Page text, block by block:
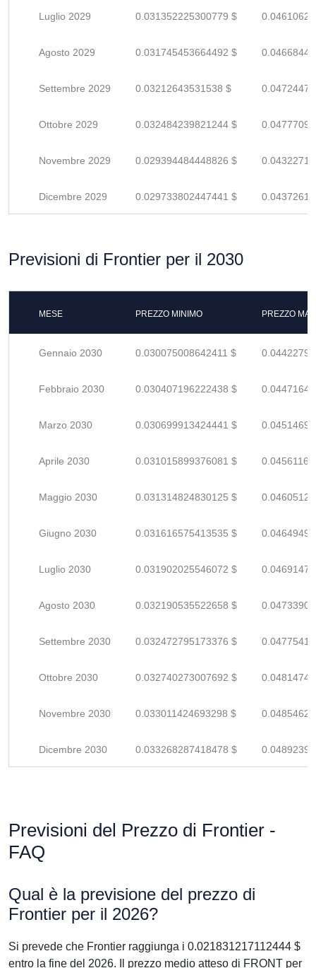
Luglio 2029 0.031352225300779 $
Agosto 2029 0.031745453664492 $
Settembre 2029 0.03212643531538 $
Ottobre 2029 0.032484239821244 $
Novembre 2029 0.029394484448826 $
Dicembre 2029 0.029733802447441 $
Previsioni di Frontier per il 2030
MESE PREZZO MINIMO PREZZO
Gennaio 2030 0.030075008642411 $
Febbraio 2030 0.030407196222438 $
Marzo 2030 0.030699913424441 $
Aprile 2030 0.031015899376081 $
Maggio 2030 0.031314824830125 $
Giugno 2030 0.031616575413535 $
Luglio 2030 0.031902025546072 $
Agosto 2030 0.032190535522658 $
Settembre 2030 0.032472795173376 $
Ottobre 2030 0.032740273007692 $
Novembre 2030 0.033011424693298 $
Dicembre 2030 0.033268287418478 $
Previsioni del Prezzo di Frontier -
FAQ
Qual è la previsione del prezzo di
Frontier per il 2026?
Si prevede che Frontier raggiunga i 0.021831217112444 $
entro la fine del 2026. Il prezzo medio atteso di FRONT per